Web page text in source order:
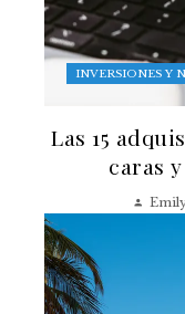
INVERSIONES Y
Las 15
caras